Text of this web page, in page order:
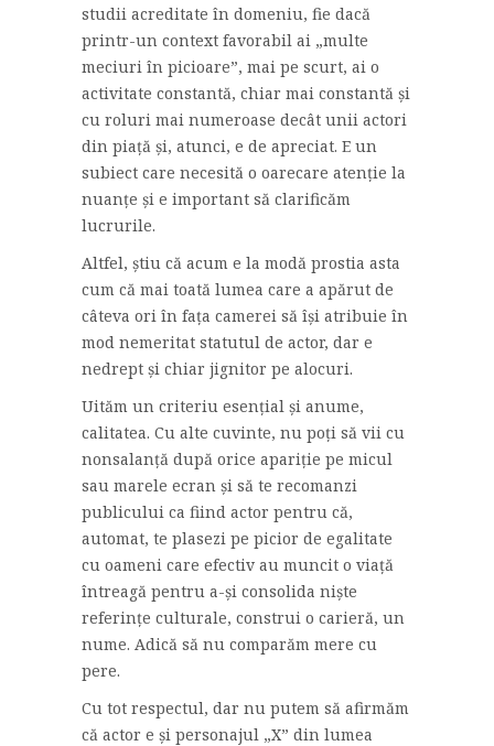
studii acreditate în domeniu, fie dacă
printr-un context favorabil ai „multe
meciuri în picioare”, mai pe scurt, ai o
activitate constantă, chiar mai constantă și
cu roluri mai numeroase decât unii actori
din piață și, atunci, e de apreciat. E un
subiect care necesită o oarecare atenție la
nuanțe și e important să clarificăm
lucrurile.
Altfel, știu că acum e la modă prostia asta
cum că mai toată lumea care a apărut de
câteva ori în fața camerei să își atribuie în
mod nemeritat statutul de actor, dar e
nedrept și chiar jignitor pe alocuri.
Uităm un criteriu esențial și anume,
calitatea. Cu alte cuvinte, nu poți să vii cu
nonsalanță după orice apariție pe micul
sau marele ecran și să te recomanzi
publicului ca fiind actor pentru că,
automat, te plasezi pe picior de egalitate
cu oameni care efectiv au muncit o viață
întreagă pentru a-și consolida niște
referințe culturale, construi o carieră, un
nume. Adică să nu comparăm mere cu
pere.
Cu tot respectul, dar nu putem să afirmăm
că actor e și personajul „X” din lumea